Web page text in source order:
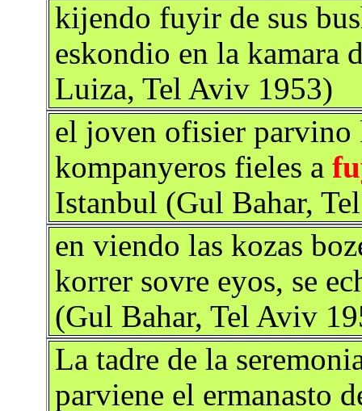
kijendo fuyir de sus
eskondio en la kamara
Luiza, Tel Aviv 1953)
el joven ofisier parvino
kompanyeros fieles a
Istanbul (Gul Bahar,
en viendo las kozas
korrer sovre eyos, se
(Gul Bahar, Tel Aviv
La tadre de la
parviene el ermanasto